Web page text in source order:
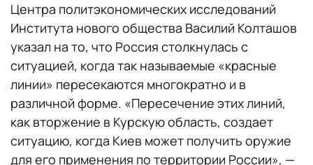
Центра политэкономических исследований
Института нового общества Василий Колташов
указал на то, что Россия столкнулась с
ситуацией, когда так называемые «красные
линии» пересекаются многократно и в
различной форме. «Пересечение этих линий,
как вторжение в Курскую область, создает
ситуацию, когда Киев может получить оружие
для его применения по территории России», —